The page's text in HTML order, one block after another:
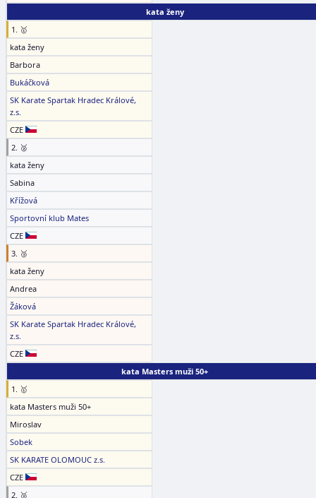
kata ženy
1. 🥇
kata ženy
Barbora
Bukáčková
SK Karate Spartak Hradec Králové,
z.s.
CZE
2. 🥈
kata ženy
Sabina
Křížová
Sportovní klub Mates
CZE
3. 🥉
kata ženy
Andrea
Žáková
SK Karate Spartak Hradec Králové,
z.s.
CZE
kata Masters muži 50+
1. 🥇
kata Masters muži 50+
Miroslav
Sobek
SK KARATE OLOMOUC z.s.
CZE
2. 🥈